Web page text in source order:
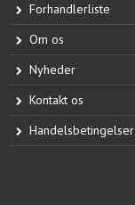
Forhandlerliste
Om os
Nyheder
Kontakt os
Handelsbetingelser